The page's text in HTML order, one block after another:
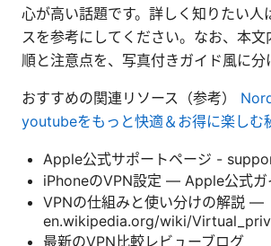
心が高い話題です。詳しく知りたい人
スを参考にしてください。なお、本
順と注意点を、写真付きガイド風に分
おすすめの関連リソース（参考）
youtubeをもっと快適＆お得に楽しむ
Apple公式サポートページ -
iPhoneのVPN設定 — Apple公式ガ
VPNの仕組みと使い分けの解説 —
en.wikipedia.org/wiki/
最新のVPN比較レビューブログ